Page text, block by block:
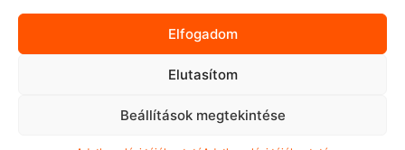
Elfogadom
Elutasítom
Beállítások megtekintése
GY.I.K.